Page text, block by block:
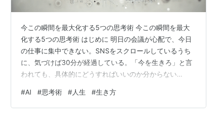
今この瞬間を最大化する5つの思考術 今この瞬間を最大
化する5つの思考術 はじめに 明日の会議が心配で、今日
の仕事に集中できない。SNSをスクロールしているうち
に、気づけば30分が経過している。「今を生きろ」と言
われても、具体的にどうすればいいのか分からない
きる私たちは、常に「未来への不安」と「過去への後
悔」の間で揺れ動いています。スマホの通知、終わらな
#AI #思考術 #人生 #生き方